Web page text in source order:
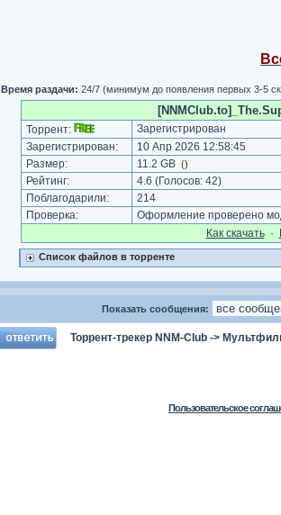
Время раздачи: 24/7 (минимум до появления первых 3-5
Торрент:
Зарегистрирован
Зарегистрирован:
10 Апр 2026 12:58:45
Размер:
11.2 GB ()
Рейтинг: 4.6 (Голосов: 42)
Поблагодарили:
214
Проверка:
Оформление проверено
Как cкачать·
Список файлов в торренте
Показать сообщения:
Торрент-трекер NNM-Club ->
Пользовательское